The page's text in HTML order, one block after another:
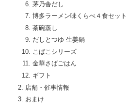
茅乃舎だし
博多ラーメン味くらべ４食セット
茶碗蒸し
だしとつゆ 生姜鍋
こばこシリーズ
金華さばごはん
ギフト
店舗・催事情報
おまけ